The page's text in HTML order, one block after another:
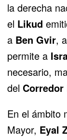
la derecha
el Likud
a Ben Gvir,
permite a
necesario,
del
En el ámbito
Mayor, Eyal